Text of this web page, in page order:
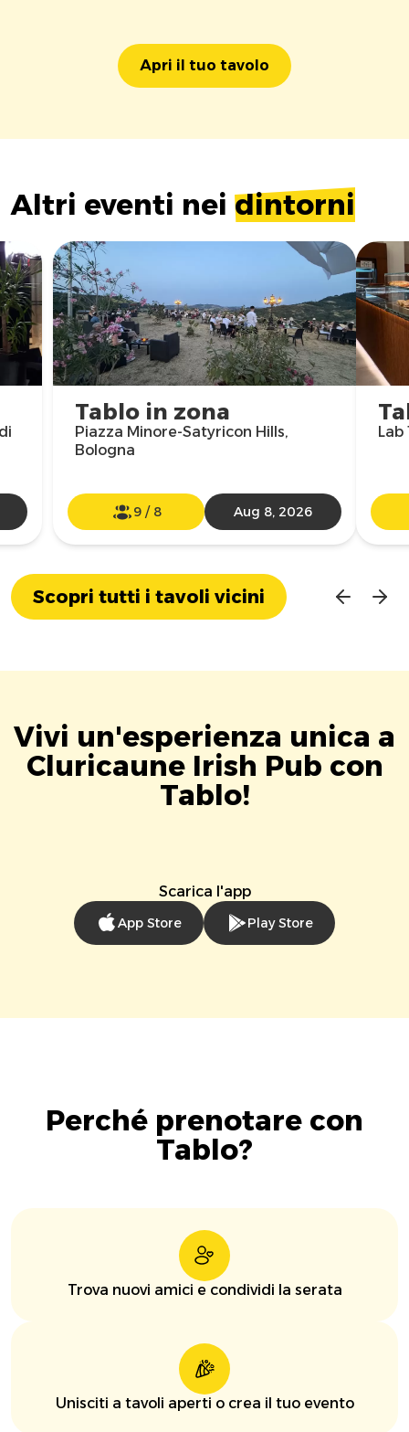
Apri il tuo tavolo
Altri eventi nei dintorni
Tablo in zona
Piazza Minore-Satyricon Hills,
Bologna
9/ 8 Aug 8, 2026
Lab
Scopri tutti i tavoli vicini
Vivi un'esperienza unica a
Cluricaune Irish Pub con
Tablo!
Scarica l'app
App Store Play Store
Perché prenotare con
Tablo?
Trova nuovi amici e condividi la serata
Unisciti a tavoli aperti o crea il tuo evento